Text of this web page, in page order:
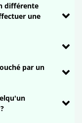
différente
une
par un